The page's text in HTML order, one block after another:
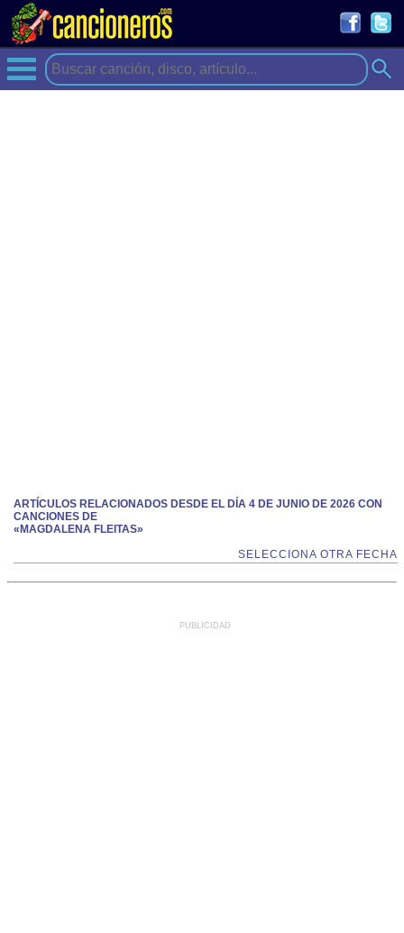
ARTÍCULOS RELACIONADOS DESDE EL DÍA 4 DE JUNIO DE 2026 CON
CANCIONES DE
«MAGDALENA FLEITAS»
SELECCIONA OTRA FECHA
PUBLICIDAD